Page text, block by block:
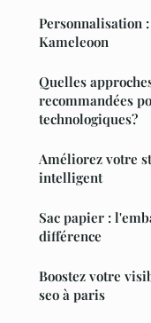
Personnalisation
Kameleoon
Quelles
recommandées
technologiques?
Améliorez votre
intelligent
Sac papier :
différence
Boostez votre
seo à paris